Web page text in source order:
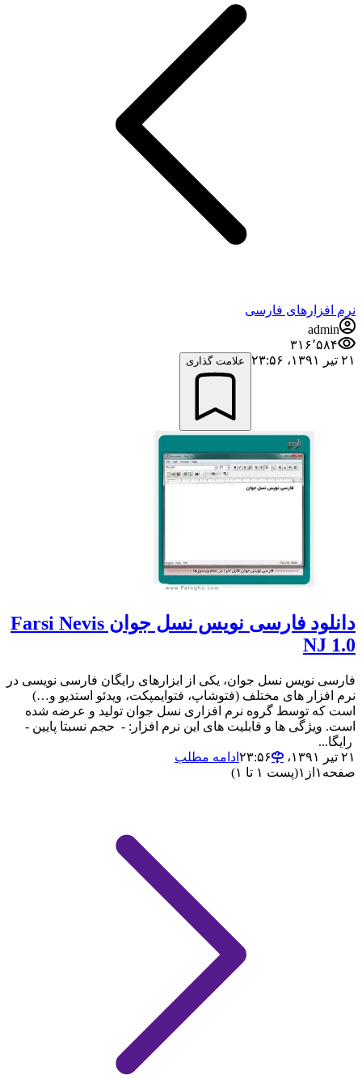
نرم افزارهای فارسی
admin
۳۱۶٬۵۸۴
۲۱ تیر ۱۳۹۱،‏ ۲۳:۵۶
علامت گذاری
دانلود فارسی نویس نسل جوان Farsi Nevis
NJ 1.0
فارسی نویس نسل جوان، یکی از ابزارهای رایگان فارسی نویسی در
نرم افزار های مختلف (فتوشاپ، فتوایمپکت، ویدئو استدیو و…)
است که توسط گروه نرم افزاری نسل جوان تولید و عرضه شده
است. ویژگی ها و قابلیت های این نرم افزار: - حجم نسبتا پایین -
رایگا...
۲۱ تیر ۱۳۹۱،‏ ۲۳:۵۶
ادامه مطلب
صفحه ۱ از ۱(پست ۱ تا ۱)